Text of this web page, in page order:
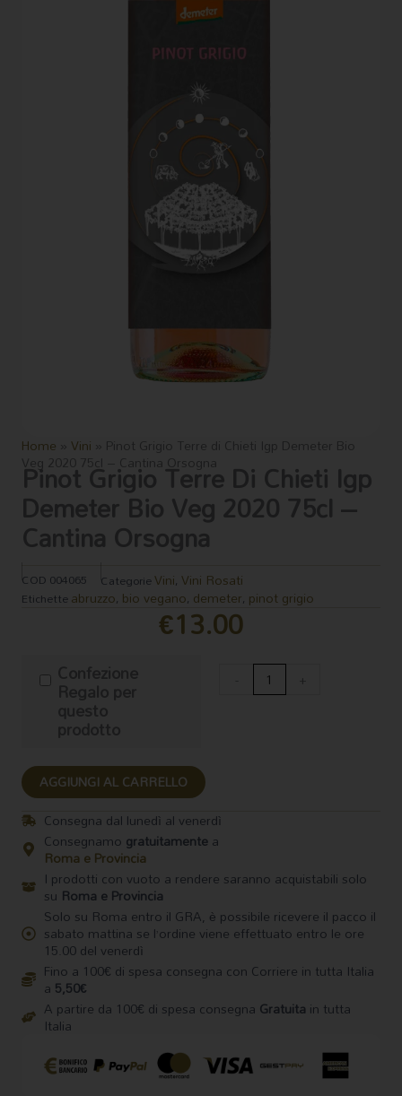
Home » Vini » Pinot Grigio Terre di Chieti Igp Demeter Bio
Veg 2020 75cl – Cantina Orsogna
Pinot Grigio Terre Di Chieti Igp
Demeter Bio Veg 2020 75cl –
Cantina Orsogna
COD 004065 CategorieVini, Vini Rosati
Etichetteabruzzo, bio vegano, demeter, pinot grigio
€13.00
Pinot
Terre
Veg
-
Cantina
Orsogna
quantità
+
AGGIUNGI AL CARRELLO
Consegna dal lunedì al venerdì
Consegnamo gratuitamentea
Roma e Provincia
I prodotti con vuoto a rendere saranno acquistabili solo
su Roma e Provincia
Solo su Roma entro il GRA, è possibile ricevere il pacco il
sabato mattina se l’ordine viene effettuato entro le ore
15.00 del venerdì
Fino a 100€ di spesa consegna con Corriere in tutta Italia
a 5,50€
A partire da 100€ di spesa consegna Gratuita in tutta
Italia